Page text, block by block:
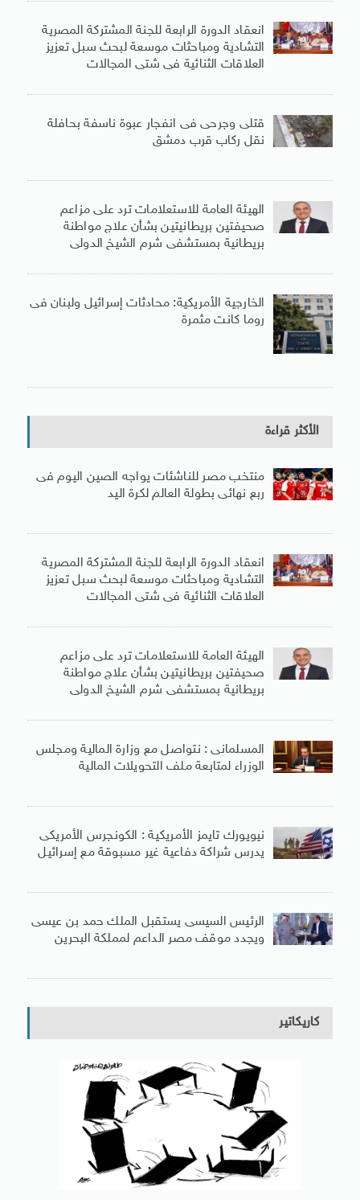
انعقاد الدورة الرابعة للجنة المشتركة المصرية
التشادية ومباحثات موسعة لبحث سبل تعزيز
العلاقات الثنائية فى شتى المجالات
قتلى وجرحى فى انفجار عبوة ناسفة بحافلة
نقل ركاب قرب دمشق
الهيئة العامة للاستعلامات ترد على مزاعم
صحيفتين بريطانيتين بشأن علاج مواطنة
بريطانية بمستشفى شرم الشيخ الدولى
الخارجية الأمريكية: محادثات إسرائيل ولبنان فى
روما كانت مثمرة
الأكثر قراءة
منتخب مصر للناشئات يواجه الصين اليوم فى
ربع نهائى بطولة العالم لكرة اليد
انعقاد الدورة الرابعة للجنة المشتركة المصرية
التشادية ومباحثات موسعة لبحث سبل تعزيز
العلاقات الثنائية فى شتى المجالات
الهيئة العامة للاستعلامات ترد على مزاعم
صحيفتين بريطانيتين بشأن علاج مواطنة
بريطانية بمستشفى شرم الشيخ الدولى
المسلمانى : نتواصل مع وزارة المالية ومجلس
الوزراء لمتابعة ملف التحويلات المالية
نيويورك تايمز الأمريكية : الكونجرس الأمريكى
يدرس شراكة دفاعية غير مسبوقة مع إسرائيل
الرئيس السيسى يستقبل الملك حمد بن عيسى
ويجدد موقف مصر الداعم لمملكة البحرين
كاريكاتير